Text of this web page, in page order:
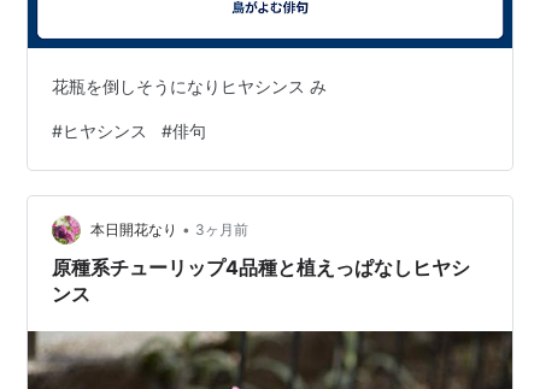
花瓶を倒しそうになりヒヤシンス み
#ヒヤシンス #俳句
本日開花なり • 3ヶ月前
原種系チューリップ4品種と植えっぱなしヒヤシ
ンス